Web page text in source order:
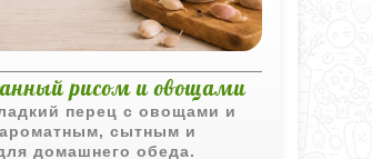
рисом и овощами
перец с овощами и
сытным и
домашнего обеда.